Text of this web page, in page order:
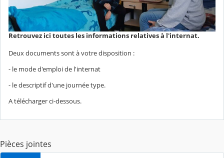
Retrouvez ici toutes les informations relatives à l'internat.
Deux documents sont à votre disposition :
- le mode d'emploi de l'internat
- le descriptif d'une journée type.
A télécharger ci-dessous.
Pièces jointes